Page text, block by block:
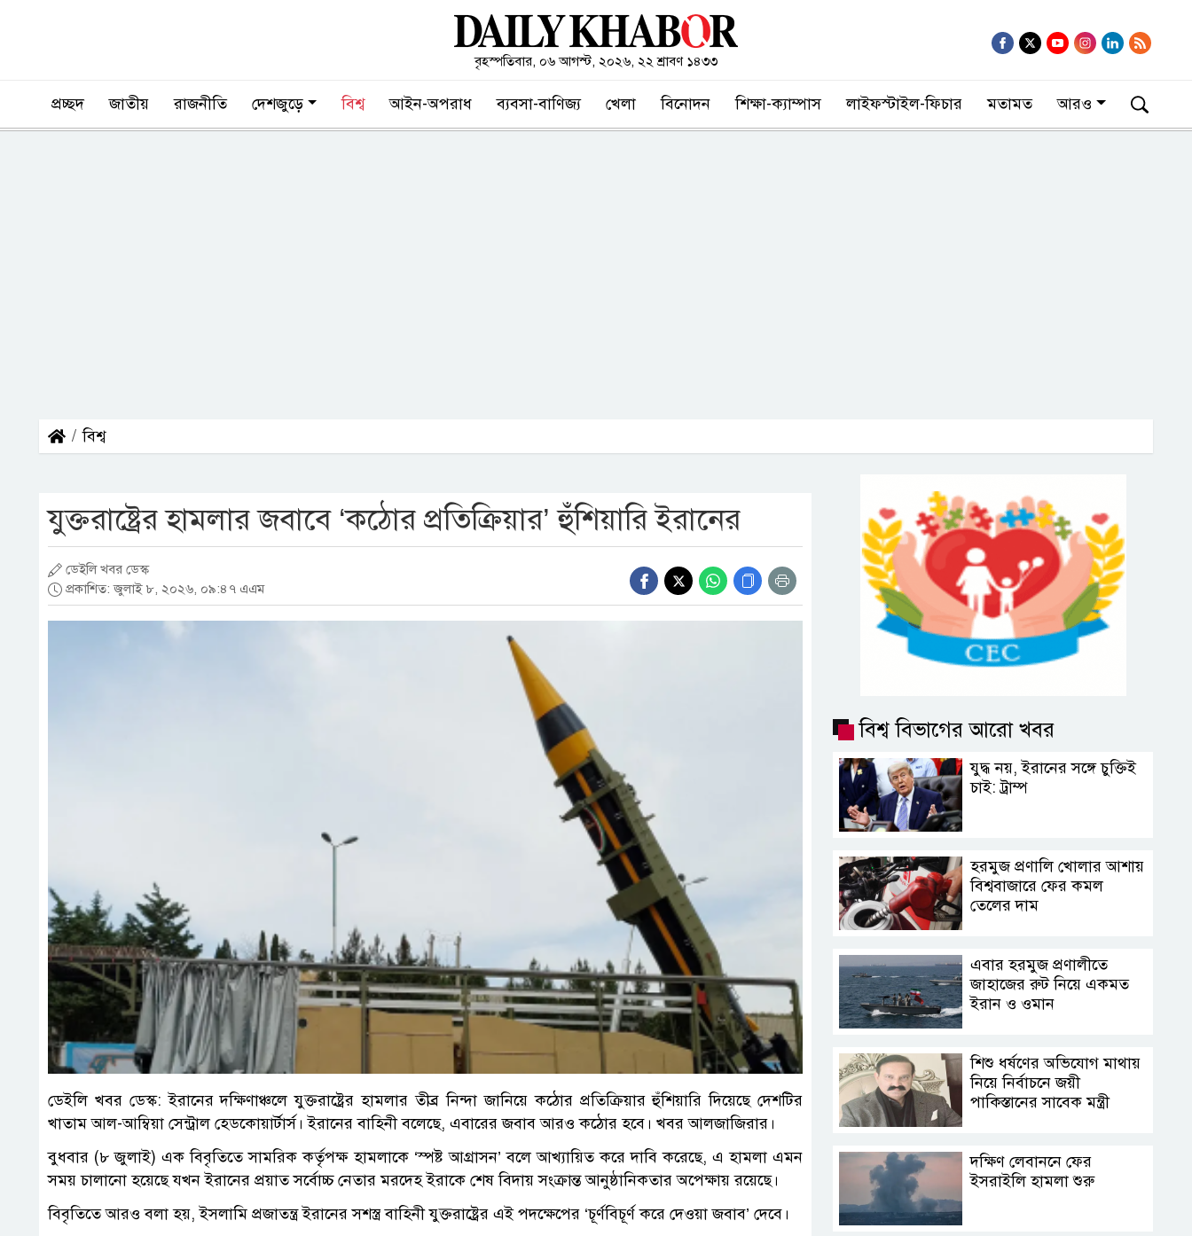
বৃহস্পতিবার, ০৬ আগস্ট, ২০২৬, ২২ শ্রাবণ ১৪৩৩
প্রচ্ছদ জাতীয় রাজনীতি দেশজুড়ে বিশ্ব আইন-অপরাধ ব্যবসা-বাণিজ্য খেলা বিনোদন শিক্ষা-ক্যাম্পাস লাইফস্টাইল-ফিচার মতামত আরও
বিশ্ব
যুক্তরাষ্ট্রের হামলার জবাবে ‘কঠোর প্রতিক্রিয়ার’ হুঁশিয়ারি ইরানের
ডেইলি খবর ডেস্ক
প্রকাশিত: জুলাই ৮, ২০২৬, ০৯:৪৭ এএম
ডেইলি খবর ডেস্ক: ইরানের দক্ষিণাঞ্চলে যুক্তরাষ্ট্রের হামলার তীব্র নিন্দা জানিয়ে কঠোর প্রতিক্রিয়ার হুঁশিয়ারি দিয়েছে দেশটির
খাতাম আল-আম্বিয়া সেন্ট্রাল হেডকোয়ার্টার্স। ইরানের বাহিনী বলেছে, এবারের জবাব আরও কঠোর হবে। খবর আলজাজিরার।
বুধবার (৮ জুলাই) এক বিবৃতিতে সামরিক কর্তৃপক্ষ হামলাকে ‘স্পষ্ট আগ্রাসন’ বলে আখ্যায়িত করে দাবি করেছে, এ হামলা এমন
সময় চালানো হয়েছে যখন ইরানের প্রয়াত সর্বোচ্চ নেতার মরদেহ ইরাকে শেষ বিদায় সংক্রান্ত আনুষ্ঠানিকতার অপেক্ষায় রয়েছে।
বিবৃতিতে আরও বলা হয়, ইসলামি প্রজাতন্ত্র ইরানের সশস্ত্র বাহিনী যুক্তরাষ্ট্রের এই পদক্ষেপের ‘চূর্ণবিচূর্ণ করে দেওয়া জবাব’ দেবে।
বিশ্ব বিভাগের আরো খবর
যুদ্ধ নয়, ইরানের সঙ্গে চুক্তিই
চাই: ট্রাম্প
হরমুজ প্রণালি খোলার আশায়
বিশ্ববাজারে ফের কমল
তেলের দাম
এবার হরমুজ প্রণালীতে
জাহাজের রুট নিয়ে একমত
ইরান ও ওমান
শিশু ধর্ষণের অভিযোগ মাথায়
নিয়ে নির্বাচনে জয়ী
পাকিস্তানের সাবেক মন্ত্রী
দক্ষিণ লেবাননে ফের
ইসরাইলি হামলা শুরু